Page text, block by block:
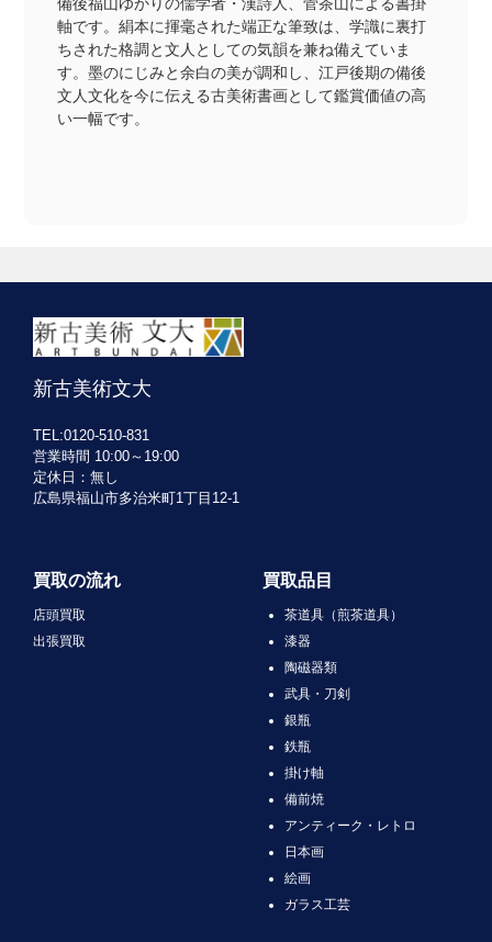
軸です。絹本に揮毫された端正な筆致は、学識に裏打
ちされた格調と文人としての気韻を兼ね備えていま
す。墨のにじみと余白の美が調和し、江戸後期の備後
文人文化を今に伝える古美術書画として鑑賞価値の高
い一幅です。
新古美術文大
TEL:0120-510-831
営業時間 10:00～19:00
定休日：無し
広島県福山市多治米町1丁目12-1
買取の流れ
店頭買取
出張買取
買取品目
茶道具（煎茶道具）
漆器
陶磁器類
武具・刀剣
銀瓶
鉄瓶
掛け軸
備前焼
アンティーク・レトロ
日本画
絵画
ガラス工芸